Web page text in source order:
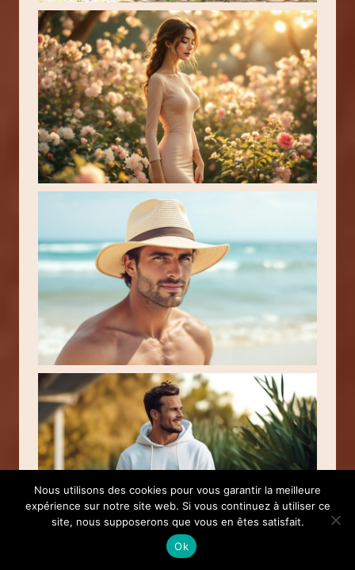
Nous utilisons des cookies pour vous garantir la meilleure
expérience sur notre site web. Si vous continuez à utiliser ce
site, nous supposerons que vous en êtes satisfait.
Ok